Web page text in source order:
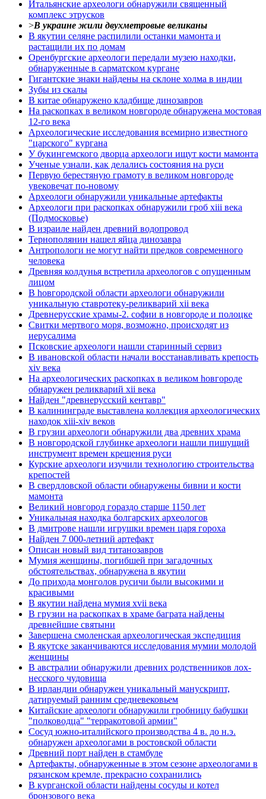
Итальянские археологи обнаружили священный
комплекс этрусков
>В украине жили двухметровые великаны
В якутии селяне распилили останки мамонта и
растащили их по домам
Оренбургские археологи передали музею находки,
обнаруженные в сарматском кургане
Гигантские знаки найдены на склоне холма в индии
Зубы из скалы
В китае обнаружено кладбище динозавров
На раскопках в великом новгороде обнаружена мостовая
12-го века
Археологические исследования всемирно известного
"царского" кургана
У букингемского дворца археологи ищут кости мамонта
Ученые узнали, как делались состояния на руси
Первую берестяную грамоту в великом новгороде
увековечат по-новому
Археологи обнаружили уникальные артефакты
Археологи при раскопках обнаружили гроб xiii века
(Подмосковье)
В израиле найден древний водопровод
Тернополянин нашел яйца динозавра
Антропологи не могут найти предков современного
человека
Древняя колдунья встретила археологов с опущенным
лицом
В hовгородской области археологи обнаружили
уникальную ставротеку-реликварий xii века
Древнерусские храмы-2. софии в новгороде и полоцке
Свитки мертвого моря, возможно, происходят из
иерусалима
Псковские археологи нашли старинный сервиз
В ивановской области начали восстанавливать крепость
xiv века
Hа археологических раскопках в великом hовгороде
обнаружен реликварий xii века
Найден "древнерусский кентавр"
В калининграде выставлена коллекция археологических
находок xiii-xiv веков
В грузии археологи обнаружили два древних храма
В новгородской глубинке археологи нашли пишущий
инструмент времен крещения руси
Курские археологи изучили технологию строительства
крепостей
В свердловской области обнаружены бивни и кости
мамонта
Великий новгород гораздо старше 1150 лет
Уникальная находка болгарских археологов
В дмитрове нашли игрушки времен царя гороха
Найден 7 000-летний артефакт
Описан новый вид титанозавров
Мумия женщины, погибшей при загадочных
обстоятельствах, обнаружена в якутии
До прихода монголов русичи были высокими и
красивыми
В якутии найдена мумия xvii века
В грузии на раскопках в храме баграта найдены
древнейшие святыни
Завершена смоленская археологическая экспедиция
В якутске заканчиваются исследования мумии молодой
женщины
В австралии обнаружили древних родственников лох-
несского чудовища
В ирландии обнаружен уникальный манускрипт,
датируемый ранним средневековьем
Китайские археологи обнаружили гробницу бабушки
"полководца" "терракотовой армии"
Сосуд южно-италийского производства 4 в. до н.э.
обнаружен археологами в ростовской области
Древний порт найден в стамбуле
Артефакты, обнаруженные в этом сезоне археологами в
рязанском кремле, прекрасно сохранились
В курганской области найдены сосуды и котел
бронзового века